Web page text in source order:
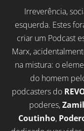
Irreverência,
esquerda. Estes
criar um Podcast
Marx,
na mistura: o
do homem
podcasters do
poderes,
Coutinho,